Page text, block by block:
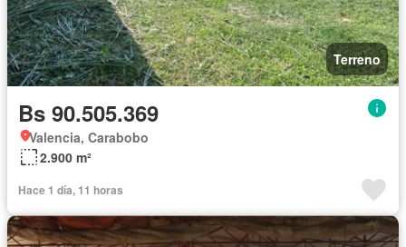
Terreno
Bs 90.505.369
Valencia, Carabobo
2.900 m²
Hace 1 día, 11 horas